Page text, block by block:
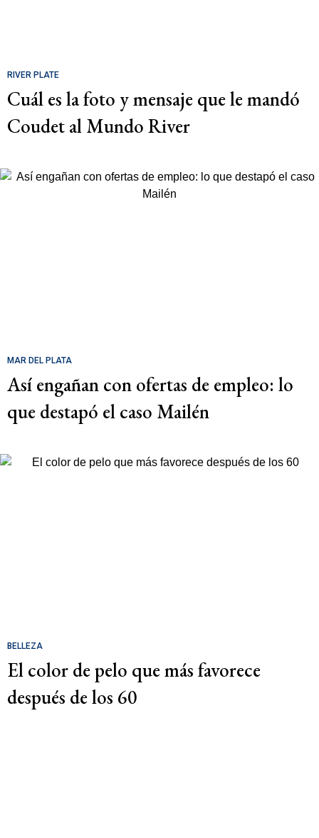
RIVER PLATE
Cuál es la foto y mensaje que le mandó
Coudet al Mundo River
MAR DEL PLATA
Así engañan con ofertas de empleo: lo
que destapó el caso Mailén
BELLEZA
El color de pelo que más favorece
después de los 60